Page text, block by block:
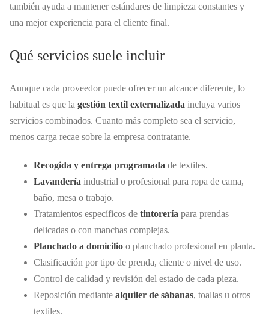
también ayuda a mantener estándares de limpieza constantes y
una mejor experiencia para el cliente final.
Qué servicios suele incluir
Aunque cada proveedor puede ofrecer un alcance diferente, lo
habitual es que la gestión textil externalizada incluya varios
servicios combinados. Cuanto más completo sea el servicio,
menos carga recae sobre la empresa contratante.
Recogida y entrega programada de textiles.
Lavandería industrial o profesional para ropa de cama,
baño, mesa o trabajo.
Tratamientos específicos de tintorería para prendas
delicadas o con manchas complejas.
Planchado a domicilio o planchado profesional en planta.
Clasificación por tipo de prenda, cliente o nivel de uso.
Control de calidad y revisión del estado de cada pieza.
Reposición mediante alquiler de sábanas, toallas u otros
textiles.